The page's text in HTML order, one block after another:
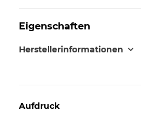
Eigenschaften
Herstellerinformationen
Aufdruck